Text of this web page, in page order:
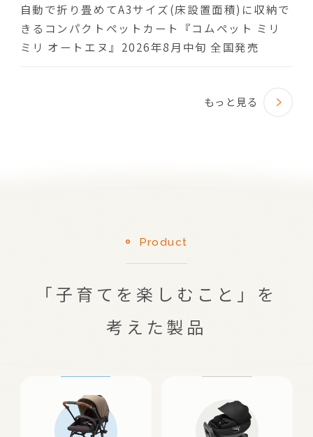
自動で折り畳めてA3サイズ(床設置面積)に収納で
きるコンパクトペットカート『コムペット ミリ
ミリ オートエヌ』2026年8月中旬 全国発売
もっと見る
Product
「子育てを楽しむこと」を
考えた製品